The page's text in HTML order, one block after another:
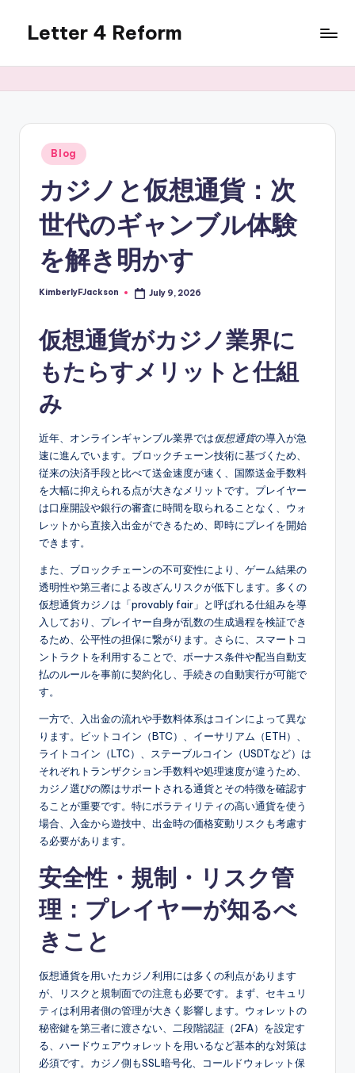
content
Letter 4 Reform
revealing
topics
Posted
in
Blog
カジノと仮想通貨：次
世代のギャンブル体験
を解き明かす
Posted
KimberlyFJackson July 9, 2026
仮想通貨がカジノ業界に
もたらすメリットと仕組
み
近年、オンラインギャンブル業界では仮想通貨の導入が急
速に進んでいます。ブロックチェーン技術に基づくため、
従来の決済手段と比べて送金速度が速く、国際送金手数料
を大幅に抑えられる点が大きなメリットです。プレイヤー
は口座開設や銀行の審査に時間を取られることなく、ウォ
レットから直接入出金ができるため、即時にプレイを開始
できます。
また、ブロックチェーンの不可変性により、ゲーム結果の
透明性や第三者による改ざんリスクが低下します。多くの
仮想通貨カジノは「provably fair」と呼ばれる仕組みを導
入しており、プレイヤー自身が乱数の生成過程を検証でき
るため、公平性の担保に繋がります。さらに、スマートコ
ントラクトを利用することで、ボーナス条件や配当自動支
払のルールを事前に契約化し、手続きの自動実行が可能で
す。
一方で、入出金の流れや手数料体系はコインによって異な
ります。ビットコイン（BTC）、イーサリアム（ETH）、
ライトコイン（LTC）、ステーブルコイン（USDTなど）は
それぞれトランザクション手数料や処理速度が違うため、
カジノ選びの際はサポートされる通貨とその特徴を確認す
ることが重要です。特にボラティリティの高い通貨を使う
場合、入金から遊技中、出金時の価格変動リスクも考慮す
る必要があります。
安全性・規制・リスク管
理：プレイヤーが知るべ
きこと
仮想通貨を用いたカジノ利用には多くの利点があります
が、リスクと規制面での注意も必要です。まず、セキュリ
ティは利用者側の管理が大きく影響します。ウォレットの
秘密鍵を第三者に渡さない、二段階認証（2FA）を設定す
る、ハードウェアウォレットを用いるなど基本的な対策は
必須です。カジノ側もSSL暗号化、コールドウォレット保